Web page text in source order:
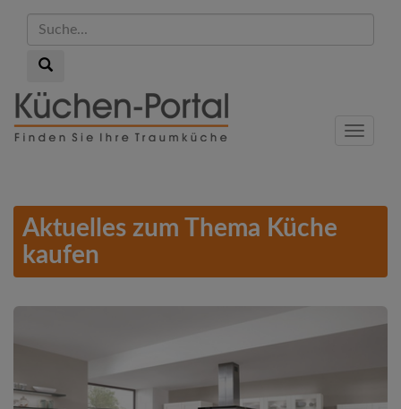
Suche...
Skip
to
main
Menu
Aktuelles zum Thema Küche
kaufen